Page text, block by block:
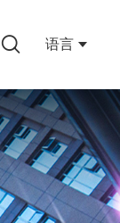
语言